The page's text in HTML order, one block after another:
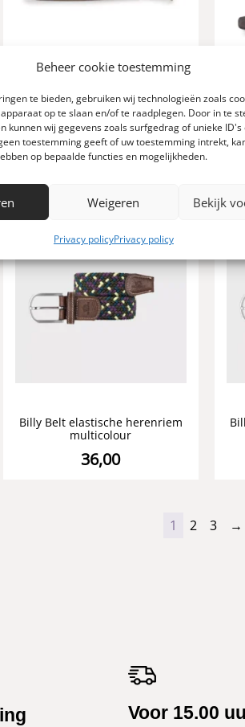
Beheer cookie toestemming
te bieden, gebruiken wij technologieën zoals
op te slaan en/of te raadplegen. Door in te
kunnen wij gegevens zoals surfgedrag of unieke ID's
toestemming geeft of uw toestemming intrekt,
op bepaalde functies en mogelijkheden.
Weigeren Bekijk
Privacy policyPrivacy policy
Floris van Bommel herenriem
lightbrown
99,95
Billy Belt elastische herenriem
multicolour
36,00
1 2 3 →
Voor 15.00